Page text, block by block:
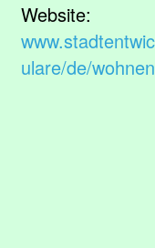
Website:
ulare/de/